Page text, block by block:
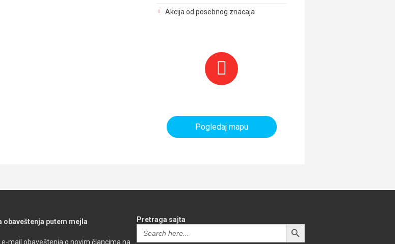
Akcija od posebnog znacaja
Pogledaj mapu
obaveštenja putem mejla
e-mail obaveštenja o novim člancima na
Pretraga sajta
Search
for:
SEARCH BUTTON